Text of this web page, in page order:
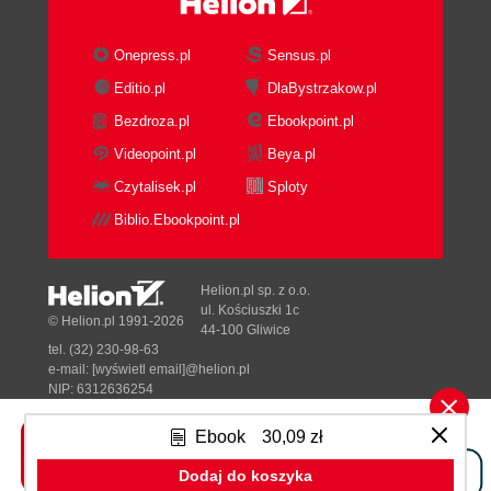
Skanowanie obrazu kontenera 101
Regularne skanowanie 102
Narzędzia skanowania 103
Źródła informacji 103
Nieaktualne źródła danych 104
usunięte 104
Luki w zabezpieczeniach podpakietów 104
Dodatkowe funkcje skanowania 105
Błędy narzędzi skanowania 105
Skanowanie w trakcie procesu ciągłej integracji i
ciągłego wdrożenia 105
Uniemożliwianie uruchamiania obrazów
zawierających luki w zabezpieczeniach 108
Luki w zabezpieczeniach dnia zerowego 108
Podsumowanie 109
Ebook 30,09 zł
Dodaj do koszyka
Onepress.pl
Sensus.pl
Editio.pl
DlaBystrzakow.pl
Bezdroza.pl
Ebookpoint.pl
Videopoint.pl
Beya.pl
Czytalisek.pl
Sploty
Biblio.Ebookpoint.pl
Tonik.pl
© Helion.pl 1991-2026
Helion.pl sp. z o.o.
ul. Kościuszki 1c
44-100 Gliwice
tel. (32) 230-98-63
e-mail: [wyświetl email]@helion.pl
NIP: 6312636254